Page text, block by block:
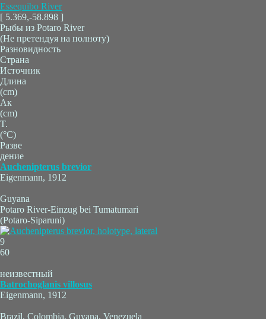
Essequibo River
[ 5.369,-58.898 ]
Рыбы из Potaro River
(Не претендуя на полноту)
Разновидность
Страна
Источник
Длина
(cm)
Ак
(cm)
T.
(°C)
Разве
дение
Auchenipterus brevior
Eigenmann, 1912
Guyana
Potaro River-Einzug bei Tumatumari
(Potaro-Siparuni)
9
60
неизвестный
Batrochoglanis villosus
Eigenmann, 1912
Brazil, Colombia, Guyana, Venezuela